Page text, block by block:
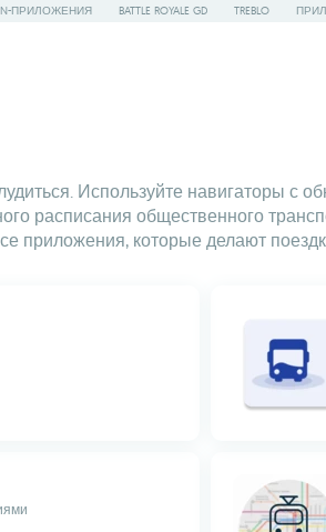
ПРИЛОЖЕНИЯ BATTLE ROYALE GD TREBLO
Используйте навигаторы
расписания общественного
приложения, которые делают